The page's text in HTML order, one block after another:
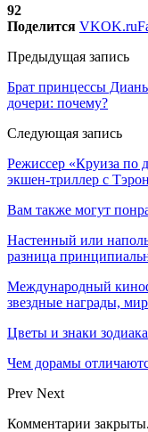
92
Поделится VKOK.ru
Предыдущая запись
Брат принцессы
дочери: почему?
Следующая запись
Режиссер «Круиза по
экшен-триллер с
Вам также могут
Настенный или
разница
Международный
звездные награды,
Цветы и знаки
Чем дорамы
Prev Next
Комментарии закрыты.